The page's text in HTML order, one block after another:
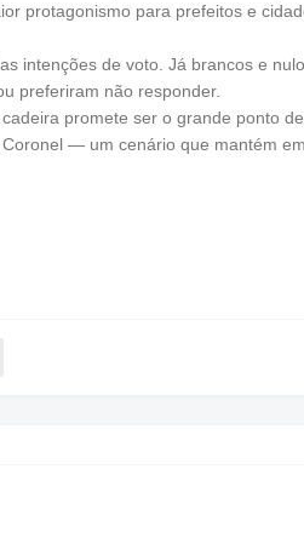
protagonismo para prefeitos e
intenções de voto. Já brancos e
preferiram não responder.
promete ser o grande ponto
— um cenário que mantém